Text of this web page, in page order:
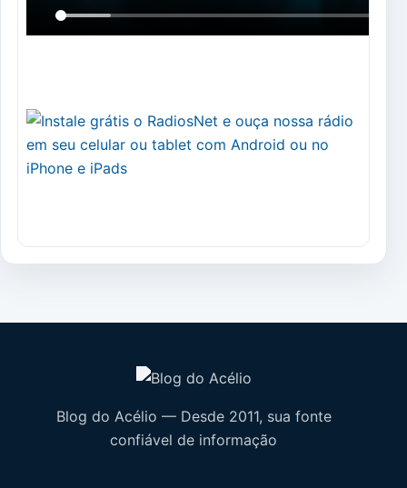
Blog do Acélio — Desde 2011, sua fonte
confiável de informação